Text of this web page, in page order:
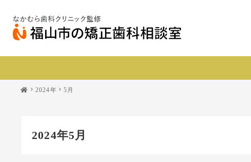
2024年 5月
2024年5月